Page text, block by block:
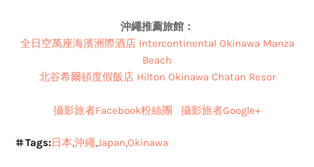
沖繩推薦旅館：
全日空萬座海濱洲際酒店 Intercontinental Okinawa Manza
Beach
北谷希爾頓度假飯店 Hilton Okinawa Chatan Resor
攝影旅者Facebook粉絲團 攝影旅者Google+
Tags:日本 沖繩Japan Okinawa